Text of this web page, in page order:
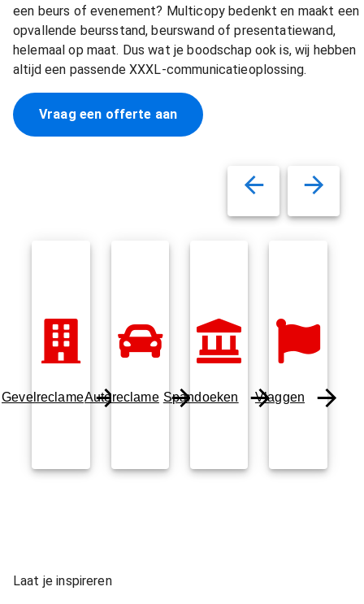
een beurs of evenement? Multicopy bedenkt en maakt een
opvallende beursstand, beurswand of presentatiewand,
helemaal op maat. Dus wat je boodschap ook is, wij hebben
altijd een passende XXXL-communicatieoplossing.
Vraag een offerte aan
GevelreclameAutoreclame Spandoeken Vlaggen
Laat je inspireren